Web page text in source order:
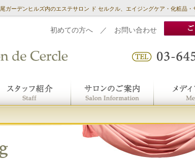
ガーデンヒルズ内のエステサロン ド セルクル、エイジングケア・化粧品・
初めての方へ ／ お問い合わせ